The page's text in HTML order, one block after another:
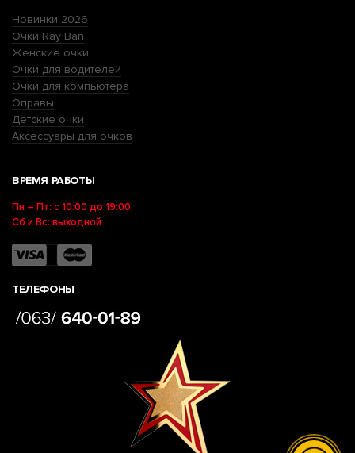
Новинки 2026
Очки Ray Ban
Женские очки
Очки для водителей
Очки для компьютера
Оправы
Детские очки
Аксессуары для очков
ВРЕМЯ РАБОТЫ
Пн – Пт: с 10:00 до 19:00
Сб и Вс: выходной
ТЕЛЕФОНЫ